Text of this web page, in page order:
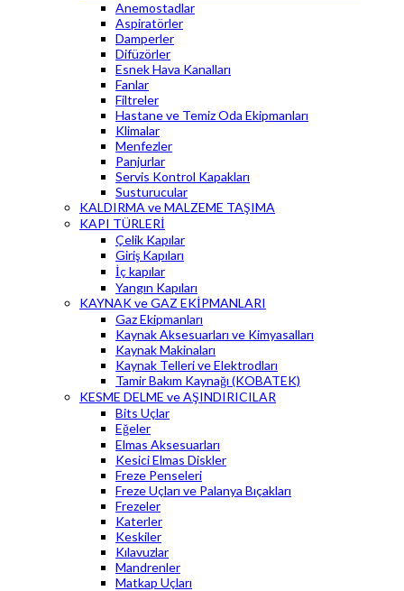
Anemostadlar
Aspiratörler
Damperler
Difüzörler
Esnek Hava Kanalları
Fanlar
Filtreler
Hastane ve Temiz Oda Ekipmanları
Klimalar
Menfezler
Panjurlar
Servis Kontrol Kapakları
Susturucular
KALDIRMA ve MALZEME TAŞIMA
KAPI TÜRLERİ
Çelik Kapılar
Giriş Kapıları
İç kapılar
Yangın Kapıları
KAYNAK ve GAZ EKİPMANLARI
Gaz Ekipmanları
Kaynak Aksesuarları ve Kimyasalları
Kaynak Makinaları
Kaynak Telleri ve Elektrodları
Tamir Bakım Kaynağı (KOBATEK)
KESME DELME ve AŞINDIRICILAR
Bits Uçlar
Eğeler
Elmas Aksesuarları
Kesici Elmas Diskler
Freze Penseleri
Freze Uçları ve Palanya Bıçakları
Frezeler
Katerler
Keskiler
Kılavuzlar
Mandrenler
Matkap Uçları